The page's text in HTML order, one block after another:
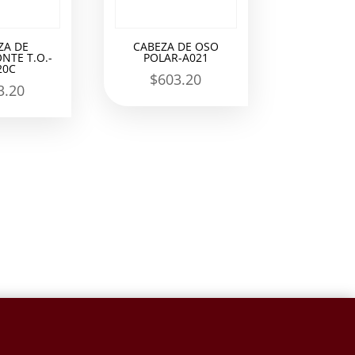
DE
T.O.-
CABEZA DE OSO
POLAR-A021
$603.20